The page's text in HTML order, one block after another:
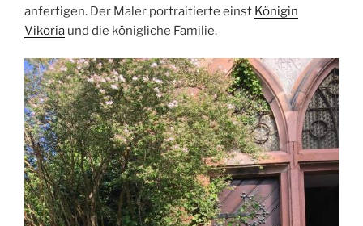
anfertigen. Der Maler portraitierte einst Königin
Vikoria und die königliche Familie.